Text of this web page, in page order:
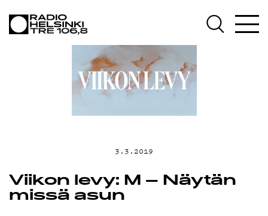
OHJELMAT
TEKIJÄT
ON-DEMAND
3.3.2019
Viikon levy: M – Näytän
missä asun